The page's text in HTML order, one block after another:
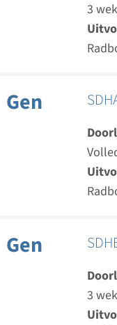
3
Gen
Gen
3